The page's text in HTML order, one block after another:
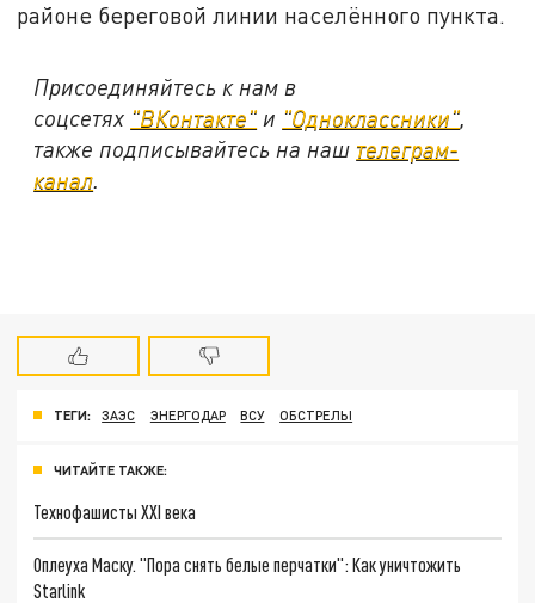
районе береговой линии населённого пункта.
Присоединяйтесь к нам в
соцсетях "ВКонтакте" и "Одноклассники",
также подписывайтесь на наш телеграм-
канал.
ТЕГИ: ЗАЭС ЭНЕРГОДАР ВСУ ОБСТРЕЛЫ
ЧИТАЙТЕ ТАКЖЕ:
Технофашисты XXI века
Оплеуха Маску. "Пора снять белые перчатки": Как уничтожить
Starlink